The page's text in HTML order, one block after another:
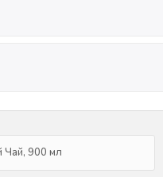
Чай, 900 мл